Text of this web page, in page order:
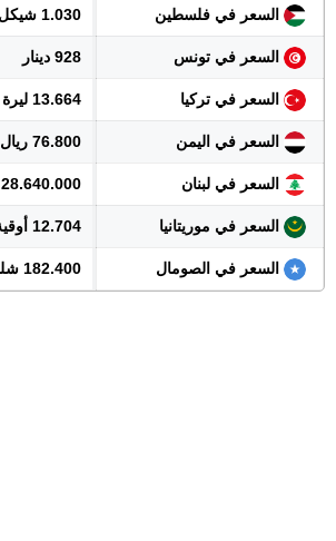
السعر في فلسطين 1.030 شيكل
السعر في تونس 928 دينار
السعر في تركيا 13.664 ليرة
السعر في اليمن 76.800 ريال
السعر في لبنان 28.640.000 ليرة
السعر في موريتانيا 12.704 أوقية
السعر في الصومال 182.400 شلن